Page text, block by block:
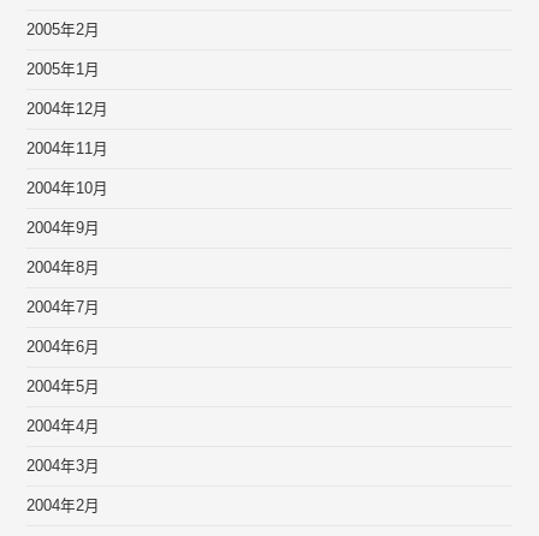
2005年2月
2005年1月
2004年12月
2004年11月
2004年10月
2004年9月
2004年8月
2004年7月
2004年6月
2004年5月
2004年4月
2004年3月
2004年2月